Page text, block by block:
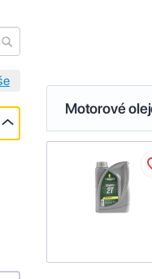
Motorové